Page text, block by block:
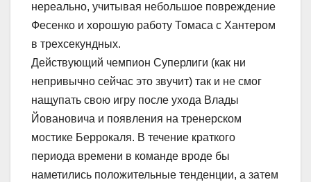
нереально, учитывая небольшое повреждение
Фесенко и хорошую работу Томаса с Хантером
в трехсекундных.
Действующий чемпион Суперлиги (как ни
непривычно сейчас это звучит) так и не смог
нащупать свою игру после ухода Влады
Йовановича и появления на тренерском
мостике Беррокаля. В течение краткого
периода времени в команде вроде бы
наметились положительные тенденции, а затем